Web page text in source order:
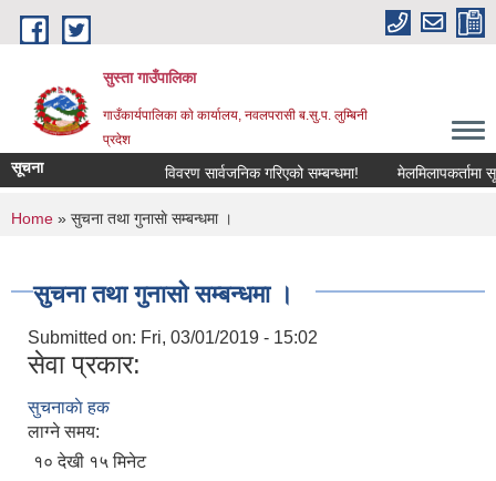
Skip to main content
सुस्ता गाउँपालिका
गाउँकार्यपालिका काे कार्यालय, नवलपरासी ब.सु.प. लुम्बिनी
प्रदेश
सूचना विवरण सार्वजनिक गरिएको सम्बन्धमा! मेलमिलापकर्तामा
You are here
Home » सुचना तथा गुनासाे सम्बन्धमा ।
सुचना तथा गुनासाे सम्बन्धमा ।
Submitted on: Fri, 03/01/2019 - 15:02
सेवा प्रकार:
सुचनाकाे हक
लाग्ने समय:
१० देखी १५ मिनेट